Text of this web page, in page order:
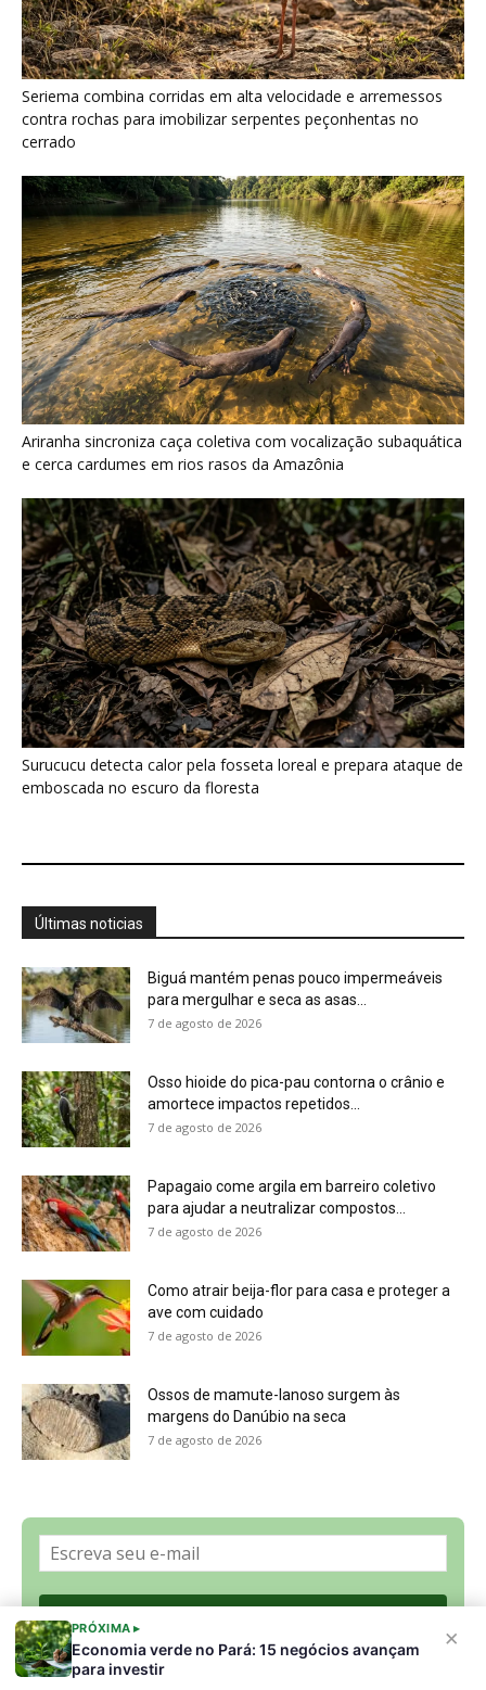
×
PRÓXIMA ▸
Economia verde no Pará: 15 negócios avançam
para investir
Ariranha sincroniza caça coletiva com vocalização subaquática
e cerca cardumes em rios rasos da Amazônia
Surucucu detecta calor pela fosseta loreal e prepara ataque de
emboscada no escuro da floresta
Últimas noticias
Biguá mantém penas pouco impermeáveis
para mergulhar e seca as asas...
7 de agosto de 2026
Osso hioide do pica-pau contorna o crânio e
amortece impactos repetidos...
7 de agosto de 2026
Como atrair beija-flor para casa e proteger a
7 de agosto de 2026
7 de agosto de 2026
Política de Privacidade, LGPD e RGPD
Últimas Notícias
🌎 Español
©